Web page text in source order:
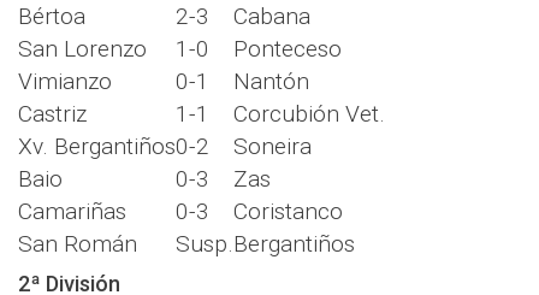
Bértoa 2-3
Cabana
San Lorenzo
1-0
Ponteceso
Vimianzo
0-1
Nantón
Castriz
1-1
Corcubión Vet.
Xv. Bergantiños0-2
Soneira
Baio
0-3
Zas
Camariñas
0-3
Coristanco
San Román
Susp.Bergantiños
2ª División